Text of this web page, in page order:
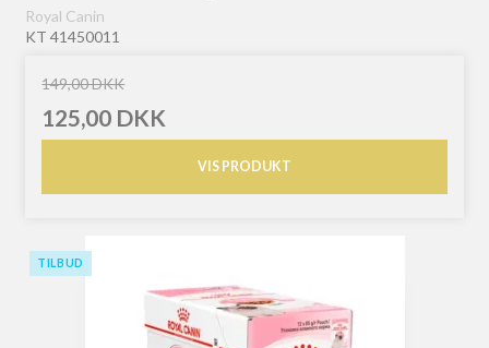
Royal Canin
KT 41450011
149,00 DKK
125,00 DKK
VIS PRODUKT
TILBUD